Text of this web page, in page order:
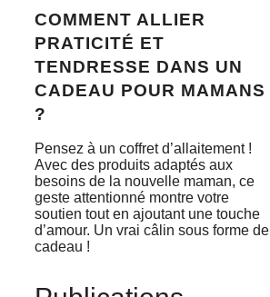
COMMENT ALLIER
PRATICITÉ ET
TENDRESSE DANS UN
CADEAU POUR MAMANS
?
Pensez à un coffret d’allaitement !
Avec des produits adaptés aux
besoins de la nouvelle maman, ce
geste attentionné montre votre
soutien tout en ajoutant une touche
d’amour. Un vrai câlin sous forme de
cadeau !